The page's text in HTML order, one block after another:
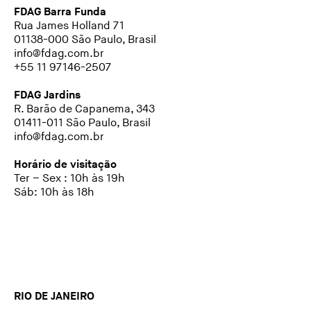
FDAG Barra Funda
Rua James Holland 71
01138-000 São Paulo, Brasil
info@fdag.com.br
+55 11 97146-2507
FDAG Jardins
R. Barão de Capanema, 343
01411-011 São Paulo, Brasil
info@fdag.com.br
Horário de visitação
Ter – Sex : 10h às 19h
Sáb: 10h às 18h
RIO DE JANEIRO